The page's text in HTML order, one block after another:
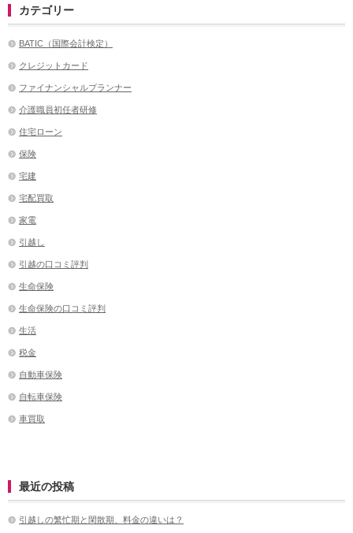
カテゴリー
BATIC（国際会計検定）
クレジットカード
ファイナンシャルプランナー
介護職員初任者研修
住宅ローン
保険
宅建
宅配買取
家電
引越し
引越の口コミ評判
生命保険
生命保険の口コミ評判
生活
税金
自動車保険
自転車保険
車買取
最近の投稿
引越しの繁忙期と閑散期、料金の違いは？